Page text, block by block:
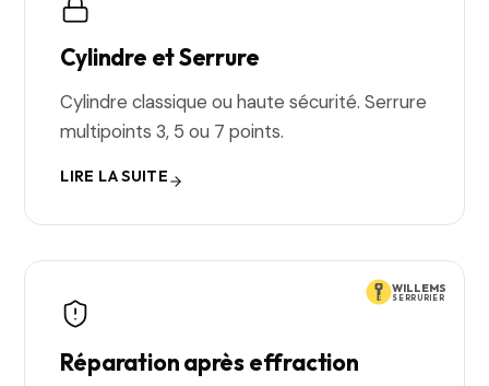
Cylindre et Serrure
Cylindre classique ou haute sécurité. Serrure
multipoints 3, 5 ou 7 points.
LIRE LA SUITE
WILLEMS
SERRURIER
Réparation après effraction